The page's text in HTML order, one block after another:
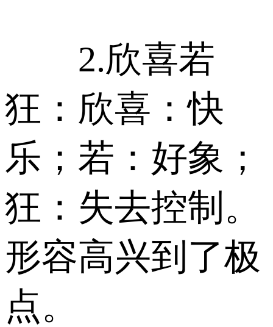
2.欣喜若
狂：欣喜：快
乐；若：好象；
狂：失去控制。
形容高兴到了极
点。